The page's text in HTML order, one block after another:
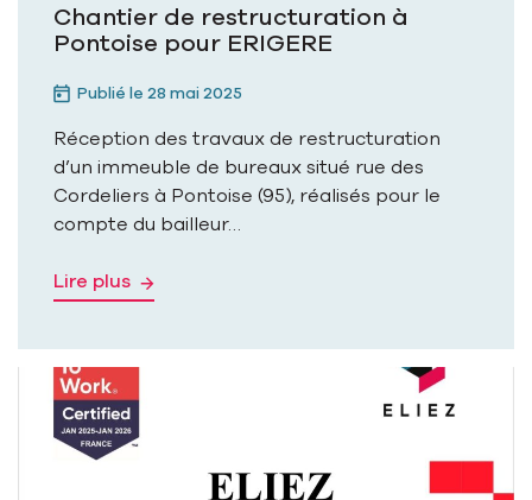
Chantier de restructuration à
Pontoise pour ERIGERE
Publié le 28 mai 2025
Réception des travaux de restructuration
d’un immeuble de bureaux situé rue des
Cordeliers à Pontoise (95), réalisés pour le
compte du bailleur…
Lire plus